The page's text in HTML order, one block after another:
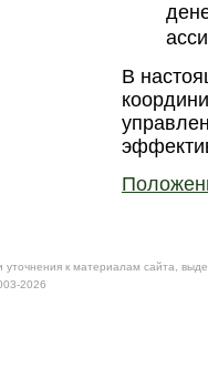
В
к материалам сайта,
2026